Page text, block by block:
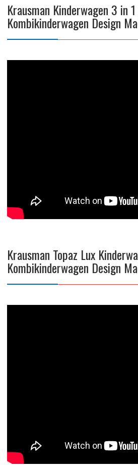
Krausman Kinderwagen 3 in
Kombikinderwagen Design
Krausman Topaz Lux
Kombikinderwagen Design